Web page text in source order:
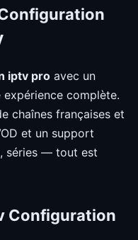
iptv pro avec un
expérience complète.
chaînes françaises et
et un support
séries — tout est
Configuration